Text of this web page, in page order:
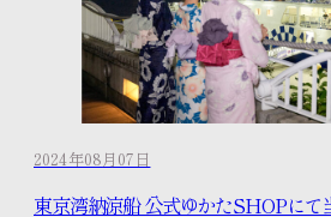
2024年08月07日
東京湾納涼船 公式ゆかたSHOPにて